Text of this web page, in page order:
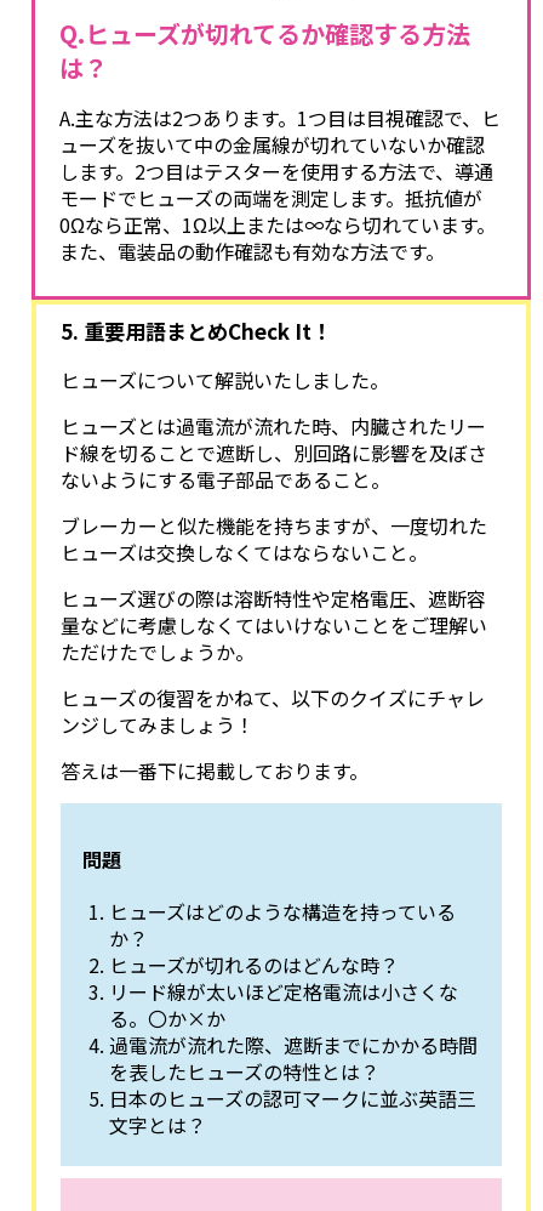
Q.ヒューズが切れてるか確認する方法
は？
A.主な方法は2つあります。1つ目は目視確認で、ヒ
ューズを抜いて中の金属線が切れていないか確認
します。2つ目はテスターを使用する方法で、導通
モードでヒューズの両端を測定します。抵抗値が
0Ωなら正常、1Ω以上または∞なら切れています。
また、電装品の動作確認も有効な方法です。
5. 重要用語まとめCheck It！
ヒューズについて解説いたしました。
ヒューズとは過電流が流れた時、内臓されたリー
ド線を切ることで遮断し、別回路に影響を及ぼさ
ないようにする電子部品であること。
ブレーカーと似た機能を持ちますが、一度切れた
ヒューズは交換しなくてはならないこと。
ヒューズ選びの際は溶断特性や定格電圧、遮断容
量などに考慮しなくてはいけないことをご理解い
ただけたでしょうか。
ヒューズの復習をかねて、以下のクイズにチャレ
ンジしてみましょう！
答えは一番下に掲載しております。
問題
ヒューズはどのような構造を持っている
か？
ヒューズが切れるのはどんな時？
リード線が太いほど定格電流は小さくな
る。〇か×か
過電流が流れた際、遮断までにかかる時間
を表したヒューズの特性とは？
日本のヒューズの認可マークに並ぶ英語三
文字とは？